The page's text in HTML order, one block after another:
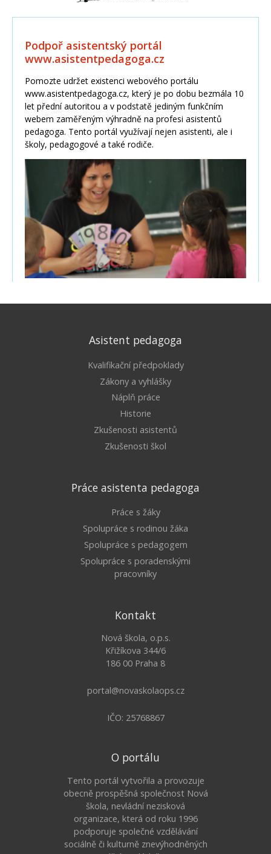
Asistent pedagoga
Kvalifikační předpoklady
Zákony a vyhlášky
Náplň práce
Historie
Zkušenosti asistentů
Zkušenosti škol
Práce asistenta pedagoga
Práce s žáky
Spolupráce s rodinou žáka
Spolupráce s pedagogem
Spolupráce s poradenskými
pracovníky
Kontakt
Nová škola, o.p.s.
Křižíkova 344/6
186 00 Praha 8
portal@novaskolaops.cz
IČO: 25768867
O portálu
Tento portál vytvořila a provozuje
obecně prospěšná společnost Nová
škola, nevládní nezisková
organizace, která od roku 1996
podporuje společné vzdělávání
sociálně či kulturně znevýhodněných